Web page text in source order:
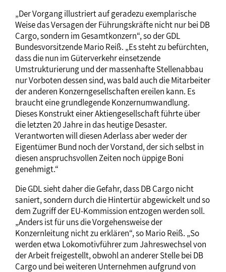
„Der Vorgang illustriert auf geradezu exemplarische
Weise das Versagen der Führungskräfte nicht nur bei DB
Cargo, sondern im Gesamtkonzern“, so der GDL
Bundesvorsitzende Mario Reiß. „Es steht zu befürchten,
dass die nun im Güterverkehr einsetzende
Umstrukturierung und der massenhafte Stellenabbau
nur Vorboten dessen sind, was bald auch die Mitarbeiter
der anderen Konzerngesellschaften ereilen kann. Es
braucht eine grundlegende Konzernumwandlung.
Dieses Konstrukt einer Aktiengesellschaft führte über
die letzten 20 Jahre in das heutige Desaster.
Verantworten will diesen Aderlass aber weder der
Eigentümer Bund noch der Vorstand, der sich selbst in
diesen anspruchsvollen Zeiten noch üppige Boni
genehmigt.“
Die GDL sieht daher die Gefahr, dass DB Cargo nicht
saniert, sondern durch die Hintertür abgewickelt und so
dem Zugriff der EU-Kommission entzogen werden soll.
„Anders ist für uns die Vorgehensweise der
Konzernleitung nicht zu erklären“, so Mario Reiß. „So
werden etwa Lokomotivführer zum Jahreswechsel von
der Arbeit freigestellt, obwohl an anderer Stelle bei DB
Cargo und bei weiteren Unternehmen aufgrund von